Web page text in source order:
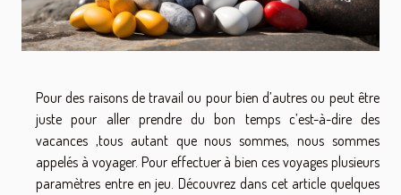
Pour des raisons de travail ou pour bien d’autres ou peut être
juste pour aller prendre du bon temps c’est-à-dire des
vacances ,tous autant que nous sommes, nous sommes
appelés à voyager. Pour effectuer à bien ces voyages plusieurs
paramètres entre en jeu. Découvrez dans cet article quelques